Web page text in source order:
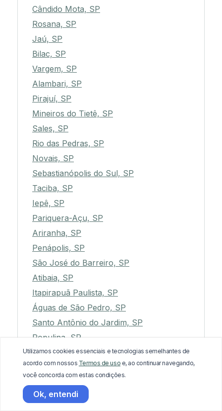
Cândido Mota, SP
Rosana, SP
Jaú, SP
Bilac, SP
Vargem, SP
Alambari, SP
Pirajuí, SP
Mineiros do Tietê, SP
Sales, SP
Rio das Pedras, SP
Novais, SP
Sebastianópolis do Sul, SP
Taciba, SP
Iepê, SP
Pariquera-Açu, SP
Ariranha, SP
Penápolis, SP
São José do Barreiro, SP
Atibaia, SP
Itapirapuã Paulista, SP
Águas de São Pedro, SP
Santo Antônio do Jardim, SP
Populina, SP
Espírito Santo do Pinhal, SP
Capão Bonito, SP
Bastos, SP
Utilizamos cookies essenciais e tecnologias semelhantes de
acordo com nossos Termos de uso e, ao continuar navegando,
você concorda com estas condições.
Ok, entendi